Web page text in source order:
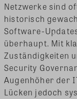
Netzwerke sind
historisch
Software-
überhaupt. Mit
Zuständigkeiten
Security
Augenhöher der
Lücken jedoch